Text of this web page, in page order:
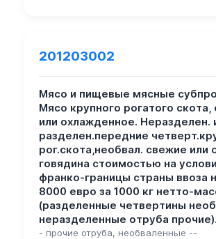
201203002
Мясо и пищевые мясные
Мясо крупного рогатого скота,
или охлажденное. Неразделен.
разделен.передние
рог.скота,необвал. свежие или
говядина стоимостью на
франко-границы страны ввоза
8000 евро за 1000 кг нетто-
(разделенные четвертины
неразделенные отруба прочие).
- прочие отруба, необваленные --